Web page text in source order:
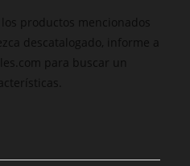
productos mencionados
descatalogado, informe a
para buscar un